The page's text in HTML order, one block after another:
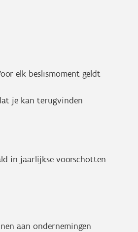
elk beslismoment geldt
je kan terugvinden
in jaarlijkse voorschotten
aan ondernemingen